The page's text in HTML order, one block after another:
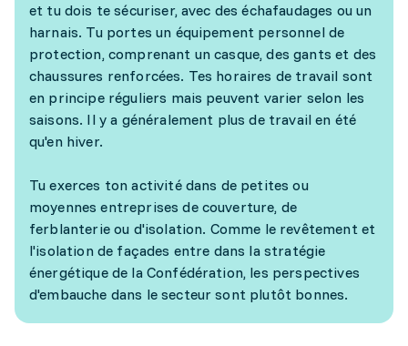
et tu dois te sécuriser, avec des échafaudages ou un
harnais. Tu portes un équipement personnel de
protection, comprenant un casque, des gants et des
chaussures renforcées. Tes horaires de travail sont
en principe réguliers mais peuvent varier selon les
saisons. Il y a généralement plus de travail en été
qu'en hiver.
Tu exerces ton activité dans de petites ou
moyennes entreprises de couverture, de
ferblanterie ou d'isolation. Comme le revêtement et
l'isolation de façades entre dans la stratégie
énergétique de la Confédération, les perspectives
d'embauche dans le secteur sont plutôt bonnes.